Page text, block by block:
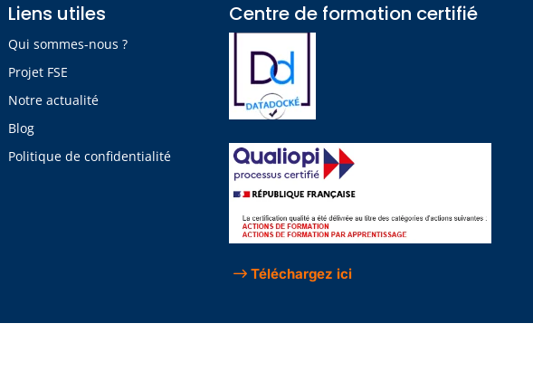
Liens utiles
Qui sommes-nous ?
Projet FSE
Notre actualité
Blog
Politique de confidentialité
Centre de formation certifié​
Téléchargez ici